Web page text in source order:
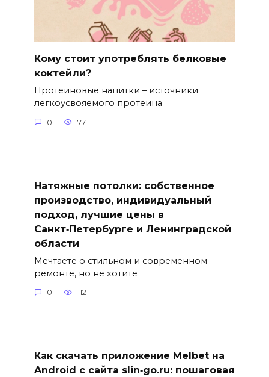
Кому стоит употреблять белковые
коктейли?
Протеиновые напитки – источники
легкоусвояемого протеина
0 77
Натяжные потолки: собственное
производство, индивидуальный
подход, лучшие цены в
Санкт‑Петербурге и Ленинградской
области
Мечтаете о стильном и современном
ремонте, но не хотите
0 112
Как скачать приложение Melbet на
Android с сайта slin‑go.ru: пошаговая